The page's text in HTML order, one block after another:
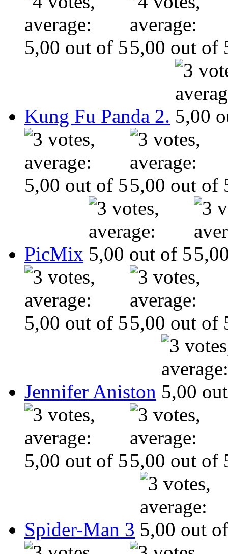
Kung Fu Panda 2.
PicMix
Jennifer Aniston
Spider-Man 3